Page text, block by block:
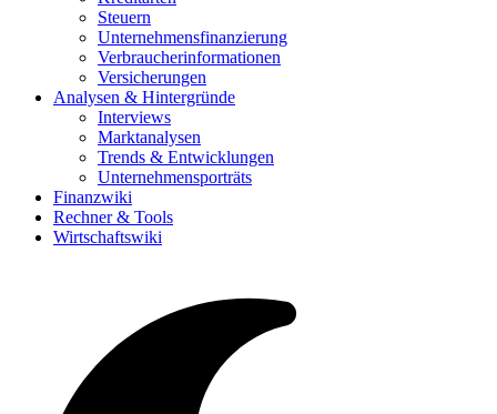
Steuern
Unternehmensfinanzierung
Verbraucherinformationen
Versicherungen
Analysen & Hintergründe
Interviews
Marktanalysen
Trends & Entwicklungen
Unternehmensporträts
Finanzwiki
Rechner & Tools
Wirtschaftswiki